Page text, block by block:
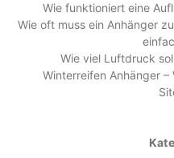
Wie funktioniert eine
Wie oft muss ein Anhänger
Wie viel Luftdruck
Winterreifen Anhänger